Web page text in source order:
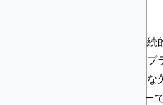
疑わしい広告品質に関する継
懸念への限定的な対応性は、
る前に慎重に検討すべき重大
Ad Manager認定サプライヤー